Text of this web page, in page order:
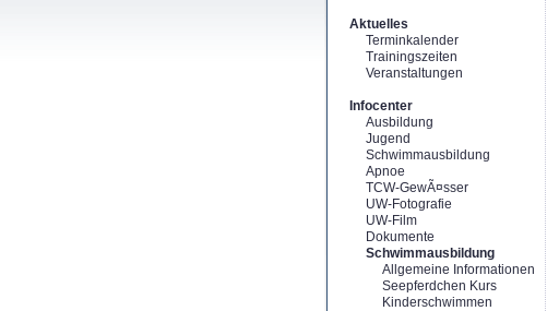
Aktuelles
Terminkalender
Trainingszeiten
Veranstaltungen
Infocenter
Ausbildung
Jugend
Schwimmausbildung
Apnoe
TCW-GewÃ¤sser
UW-Fotografie
UW-Film
Dokumente
Schwimmausbildung
Allgemeine Informationen
Seepferdchen Kurs
Kinderschwimmen